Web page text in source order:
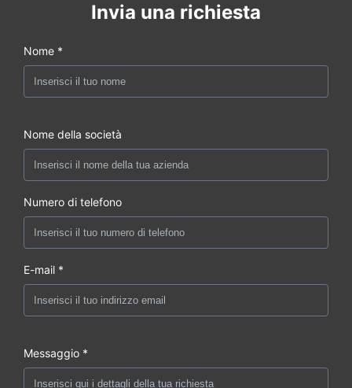
Invia una richiesta
Nome *
Nome della società
Numero di telefono
E-mail *
Messaggio *